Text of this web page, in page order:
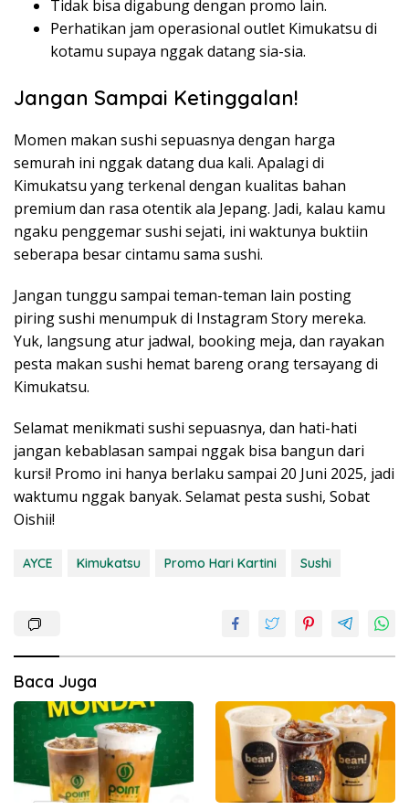
Tidak bisa digabung dengan promo lain.
Perhatikan jam operasional outlet Kimukatsu di
kotamu supaya nggak datang sia-sia.
Jangan Sampai Ketinggalan!
Momen makan sushi sepuasnya dengan harga
semurah ini nggak datang dua kali. Apalagi di
Kimukatsu yang terkenal dengan kualitas bahan
premium dan rasa otentik ala Jepang. Jadi, kalau kamu
ngaku penggemar sushi sejati, ini waktunya buktiin
seberapa besar cintamu sama sushi.
Jangan tunggu sampai teman-teman lain posting
piring sushi menumpuk di Instagram Story mereka.
Yuk, langsung atur jadwal, booking meja, dan rayakan
pesta makan sushi hemat bareng orang tersayang di
Kimukatsu.
Selamat menikmati sushi sepuasnya, dan hati-hati
jangan kebablasan sampai nggak bisa bangun dari
kursi! Promo ini hanya berlaku sampai 20 Juni 2025, jadi
waktumu nggak banyak. Selamat pesta sushi, Sobat
Oishii!
AYCE Kimukatsu Promo Hari Kartini Sushi
Baca Juga